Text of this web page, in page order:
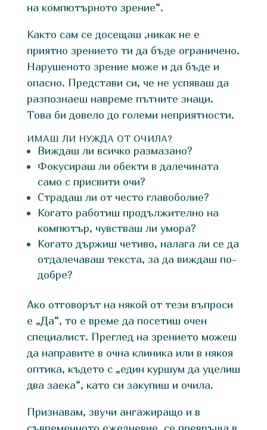
на компютърното зрение“.
Както сам се досещаш ,никак не е
приятно зрението ти да бъде ограничено.
Нарушеното зрение може и да бъде и
опасно. Представи си, че не успяваш да
разпознаеш навреме пътните знаци.
Това би довело до големи неприятности.
ИМАШ ЛИ НУЖДА ОТ ОЧИЛА?
Виждаш ли всичко размазано?
Фокусираш ли обекти в далечината
само с присвити очи?
Страдаш ли от често главоболие?
Когато работиш продължително на
компютър, чувстваш ли умора?
Когато държиш четиво, налага ли се да
отдалечаваш текста, за да виждаш по-
добре?
Ако отговорът на някой от тези въпроси
е „Да“, то е време да посетиш очен
специалист. Преглед на зрението можеш
да направите в очна клиника или в някоя
оптика, където с „един куршум да уцелиш
два заека“, като си закупиш и очила.
Признавам, звучи ангажиращо и в